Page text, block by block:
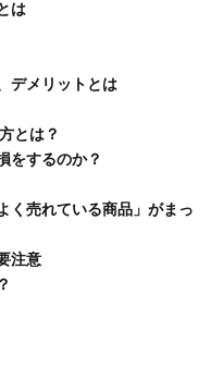
は
デメリットとは
とは？
をするのか？
く売れている商品」がまっ
注意